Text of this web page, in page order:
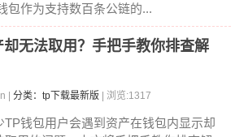
作为支持数百条公链的...
无法取用？手把手教你排查解
| 分类：tp下载最新版 | 浏览:1317
TP钱包用户会遇到资产在钱包内显示却